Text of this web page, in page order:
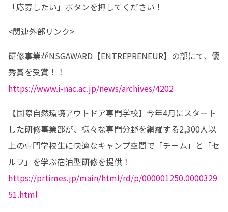
「応募したい」ボタンを押してください！
<関連外部リンク>
研修事業がNSGAWARD【ENTREPRENEUR】の部にて、優
https://www.i-nac.ac.jp/news/archives/4202
【国際自然環境アウトドア専門学校】今年4月にスタート
した研修事業部が、様々な専門分野を網羅する2,300人以
上の専門学校生に快適なキャンプ空間で「チーム」と「セ
https://prtimes.jp/main/html/rd/p/000001250.0000329
51.html